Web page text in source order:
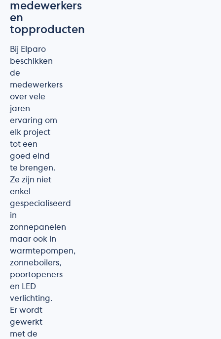
medewerkers
en
topproducten
Bij Elparo
beschikken
de
medewerkers
over vele
jaren
ervaring om
elk project
tot een
goed eind
te brengen.
Ze zijn niet
enkel
gespecialiseerd
in
zonnepanelen
maar ook in
warmtepompen,
zonneboilers,
poortopeners
en LED
verlichting.
Er wordt
gewerkt
met de